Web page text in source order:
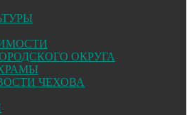
ОКРУГА
ЧЕХОВА